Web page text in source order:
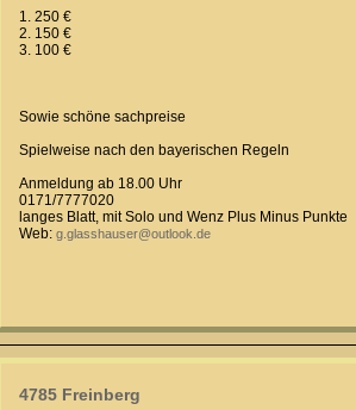
1. 250 €
2. 150 €
3. 100 €
Sowie schöne sachpreise
Spielweise nach den bayerischen Regeln
Anmeldung ab 18.00 Uhr
0171/7777020
langes Blatt, mit Solo und Wenz Plus Minus Punkte
Web: g.glasshauser@outlook.de
4785 Freinberg